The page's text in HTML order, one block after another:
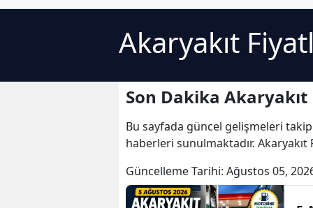
Akaryakıt
Son Dakika
Bu sayfada güncel gelişmeleri
haberleri sunulmaktadır. Akaryakıt
Güncelleme Tarihi: Ağustos 05,